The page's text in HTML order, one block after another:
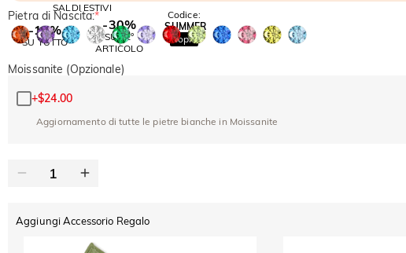
SALDI ESTIVI
-10%
SU TUTTO
-30%
SUL 2°
ARTICOLO
Codice:
SUMMER
Copia
Pietra di Nascita:*
Moissanite (Opzionale)
+$24.00
Aggiornamento di tutte le pietre bianche in Moissanite
Aggiungi Accessorio Regalo